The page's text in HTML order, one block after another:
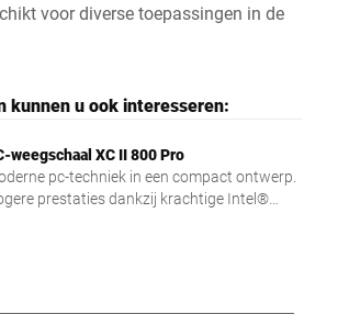
voor diverse toepassingen in de
kunnen u ook interesseren:
weegschaal XC II 800 Pro
pc-techniek in een compact ontwerp.
prestaties dankzij krachtige Intel®